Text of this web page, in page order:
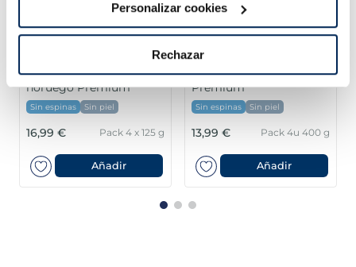
Personalizar cookies
Rechazar
Lomos de salmón
noruego Premium
Sin espinas Sin piel
16,99 € Pack 4 x 125 g
Añadir
Filetes de salmón
Premium
Sin espinas Sin piel
13,99 € Pack 4u 400 g
Añadir